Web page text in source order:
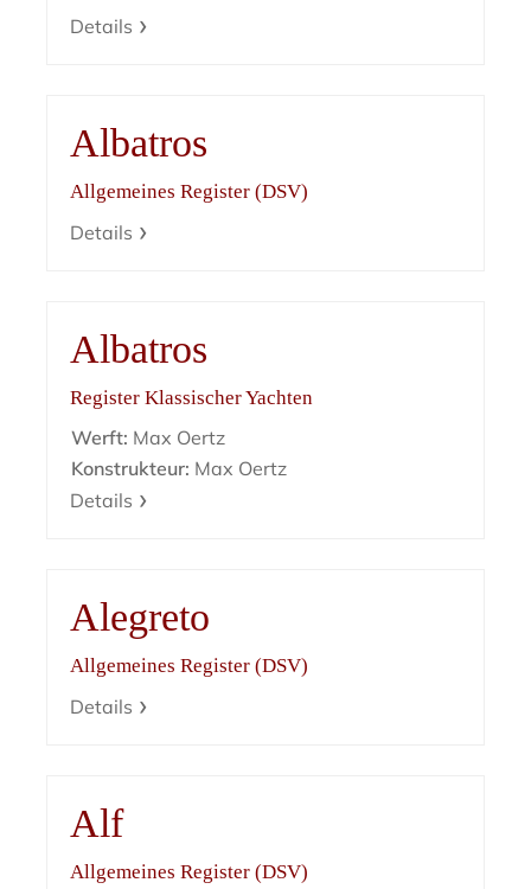
Details
Albatros
Allgemeines Register (DSV)
Details
Albatros
Register Klassischer Yachten
Werft: Max Oertz
Konstrukteur: Max Oertz
Details
Alegreto
Allgemeines Register (DSV)
Details
Alf
Allgemeines Register (DSV)